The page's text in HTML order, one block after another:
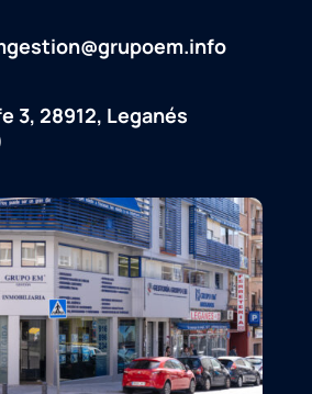
3, 28912, Leganés